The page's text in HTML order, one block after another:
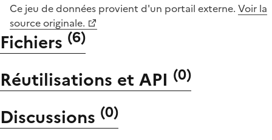
Ce jeu de données provient d'un portail externe. Voir la
source originale.
Fichiers (6)
Réutilisations et API (0)
Discussions (0)